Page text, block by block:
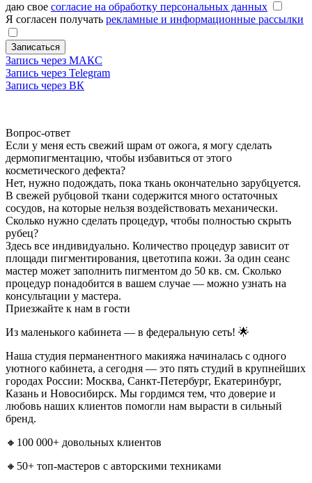
даю свое согласие на обработку персональных данных
Я согласен получать рекламные и информационные рассылки
Записаться
Запись через МАКС
Запись через Telegram
Запись через ВК
Вопрос-ответ
Если у меня есть свежий шрам от ожога, я могу сделать
дермопигментацию, чтобы избавиться от этого
косметического дефекта?
Нет, нужно подождать, пока ткань окончательно зарубцуется.
В свежей рубцовой ткани содержится много остаточных
сосудов, на которые нельзя воздействовать механически.
Сколько нужно сделать процедур, чтобы полностью скрыть
рубец?
Здесь все индивидуально. Количество процедур зависит от
площади пигментирования, цветотипа кожи. За один сеанс
мастер может заполнить пигментом до 50 кв. см. Сколько
процедур понадобится в вашем случае — можно узнать на
консультации у мастера.
Приезжайте к нам в гости
Из маленького кабинета — в федеральную сеть! 🌟
Наша студия перманентного макияжа начиналась с одного
уютного кабинета, а сегодня — это пять студий в крупнейших
городах России: Москва, Санкт-Петербург, Екатеринбург,
Казань и Новосибирск. Мы гордимся тем, что доверие и
любовь наших клиентов помогли нам вырасти в сильный
бренд.
🔸100 000+ довольных клиентов
🔸50+ топ-мастеров с авторскими техниками